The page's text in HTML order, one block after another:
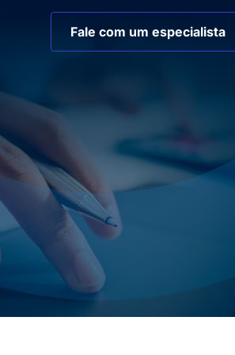
Fale com um especialista